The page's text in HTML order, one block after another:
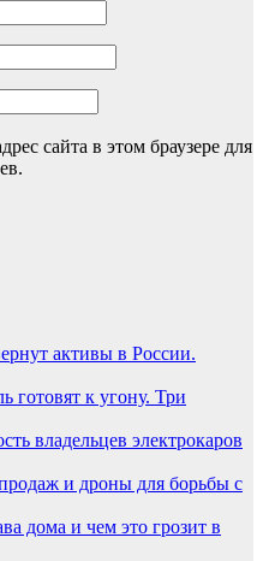
сайта в этом браузере для
активы в России.
готовят к угону. Три
владельцев электрокаров
и дроны для борьбы с
дома и чем это грозит в